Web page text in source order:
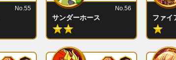
No.55
サンダーホース
No.56
ファイ